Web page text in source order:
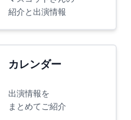
紹介と出演情報
カレンダー
出演情報を
まとめてご紹介